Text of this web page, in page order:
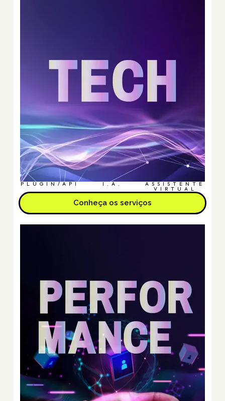
PLUGIN/API I.A. ASSISTENTE
VIRTUAL
Conheça os serviços